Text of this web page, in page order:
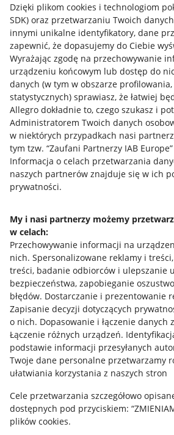
Dzięki plikom cookies i technologiom
SDK) oraz przetwarzaniu Twoich
innymi unikalne identyfikatory, dane
zapewnić, że dopasujemy do Ciebie
Wyrażając zgodę na przechowywanie
urządzeniu końcowym lub dostęp do
danych (w tym w obszarze
statystycznych) sprawiasz, że łatwiej
Allegro dokładnie to, czego szukasz i
Administratorem Twoich danych
w niektórych przypadkach nasi
tym tzw. “Zaufani Partnerzy IAB
Informacja o celach przetwarzania
naszych partnerów znajduje się w ich
prywatności.
My i nasi partnerzy możemy
w celach:
Przechowywanie informacji na
nich. Spersonalizowane reklamy i
treści, badanie odbiorców i ulepszanie
bezpieczeństwa, zapobieganie
błędów. Dostarczanie i prezentowanie
Zapisanie decyzji dotyczących
o nich. Dopasowanie i łączenie danych
Łączenie różnych urządzeń.
podstawie informacji przesyłanych
Twoje dane personalne przetwarzamy
ułatwiania korzystania z naszych stron
Cele przetwarzania szczegółowo
dostępnych pod przyciskiem:
plików cookies.
Nawigacja
Przydatne informacje
Jak to działa
Allegro Gadane dla sprzedających
Allegro Gadane dla kupujących
Mapa miejscowości
Informacje prawne
Regulamin
Polityka plików "cookies"
Ustawienia plików "cookies"
Udostępnianie lokalizacji
Informacje dla Aktu o Usługach